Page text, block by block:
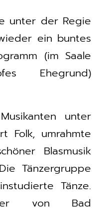
unter der Regie
ein buntes
(im Saale
Ehegrund)
unter
Folk, umrahmte
Blasmusik
Tänzergruppe
Tänze.
von Bad